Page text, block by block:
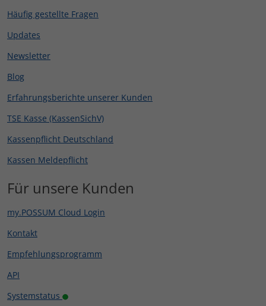
Häufig gestellte Fragen
Updates
Newsletter
Blog
Erfahrungsberichte unserer Kunden
TSE Kasse (KassenSichV)
Kassenpflicht Deutschland
Kassen Meldepflicht
Für unsere Kunden
my.POSSUM Cloud Login
Kontakt
Empfehlungsprogramm
API
Systemstatus